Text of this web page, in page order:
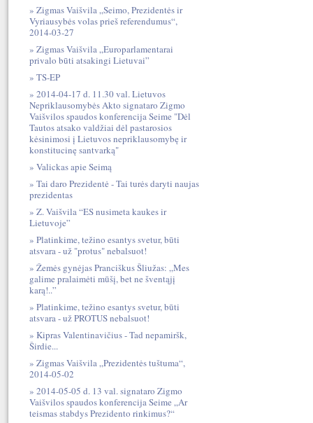
Zigmas Vaišvila „Seimo, Prezidentės ir
Vyriausybės volas prieš referendumus“,
2014-03-27
Zigmas Vaišvila „Europarlamentarai
privalo būti atsakingi Lietuvai”
TS-EP
2014-04-17 d. 11.30 val. Lietuvos
Nepriklausomybės Akto signataro Zigmo
Vaišvilos spaudos konferencija Seime "Dėl
Tautos atsako valdžiai dėl pastarosios
kėsinimosi į Lietuvos nepriklausomybę ir
konstitucinę santvarką"
Valickas apie Seimą
Tai daro Prezidentė - Tai turės daryti naujas
prezidentas
Z. Vaišvila “ES nusimeta kaukes ir
Lietuvoje”
Platinkime, težino esantys svetur, būti
atsvara - už "protus" nebalsuot!
Žemės gynėjas Pranciškus Šliužas: „Mes
galime pralaimėti mūšį, bet ne šventąjį
karą!..”
Platinkime, težino esantys svetur, būti
atsvara - už PROTUS nebalsuot!
Kipras Valentinavičius - Tad nepamiršk,
Širdie...
Zigmas Vaišvila „Prezidentės tuštuma“,
2014-05-02
2014-05-05 d. 13 val. signataro Zigmo
Vaišvilos spaudos konferencija Seime „Ar
teismas stabdys Prezidento rinkimus?“